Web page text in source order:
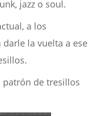
jazz o soul.
a los
la vuelta a ese
patrón de tresillos